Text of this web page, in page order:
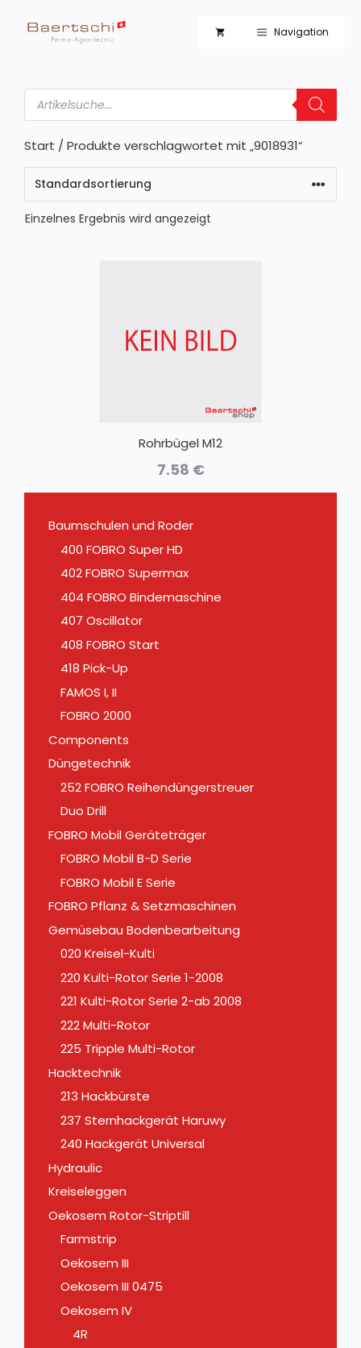
Inhalt
Navigation
Products
search
Start / Produkte verschlagwortet mit „9018931“
Einzelnes Ergebnis wird angezeigt
Rohrbügel M12
7.58 €
Baumschulen und Roder
400 FOBRO Super HD
402 FOBRO Supermax
404 FOBRO Bindemaschine
407 Oscillator
408 FOBRO Start
418 Pick-Up
FAMOS I, II
FOBRO 2000
Components
Düngetechnik
252 FOBRO Reihendüngerstreuer
Duo Drill
FOBRO Mobil Geräteträger
FOBRO Mobil B-D Serie
FOBRO Mobil E Serie
FOBRO Pflanz & Setzmaschinen
Gemüsebau Bodenbearbeitung
020 Kreisel-Kulti
220 Kulti-Rotor Serie 1-2008
221 Kulti-Rotor Serie 2-ab 2008
222 Multi-Rotor
225 Tripple Multi-Rotor
Hacktechnik
213 Hackbürste
237 Sternhackgerät Haruwy
240 Hackgerät Universal
Hydraulic
Kreiseleggen
Oekosem Rotor-Striptill
Farmstrip
Oekosem III
Oekosem III 0475
Oekosem IV
4R